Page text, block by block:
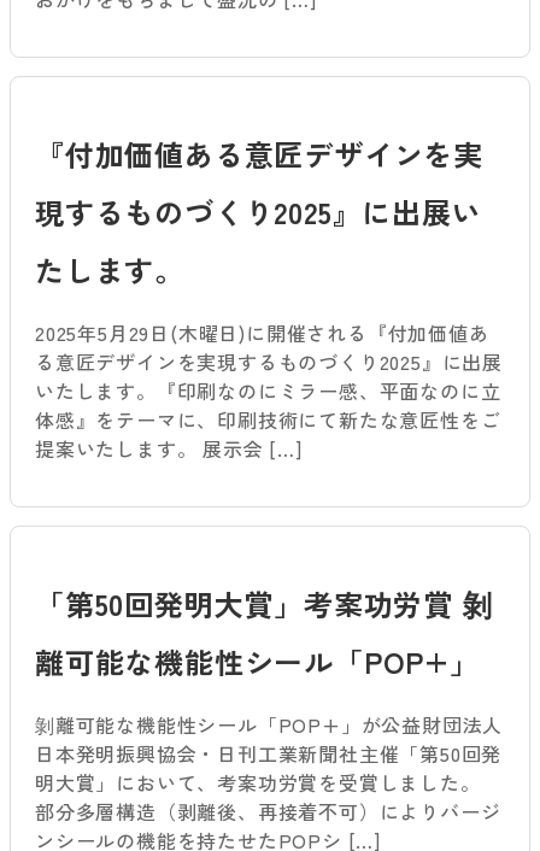
『付加価値ある意匠デザインを実
現するものづくり2025』に出展い
たします。
2025年5月29日(木曜日)に開催される『付加価値あ
る意匠デザインを実現するものづくり2025』に出展
いたします。『印刷なのにミラー感、平面なのに立
体感』をテーマに、印刷技術にて新たな意匠性をご
提案いたします。 展示会 […]
「第50回発明大賞」考案功労賞 剝
離可能な機能性シール「POP+」
剝離可能な機能性シール「POP+」が公益財団法人
日本発明振興協会・日刊工業新聞社主催「第50回発
明大賞」において、考案功労賞を受賞しました。
部分多層構造（剥離後、再接着不可）によりバージ
ンシールの機能を持たせたPOPシ […]